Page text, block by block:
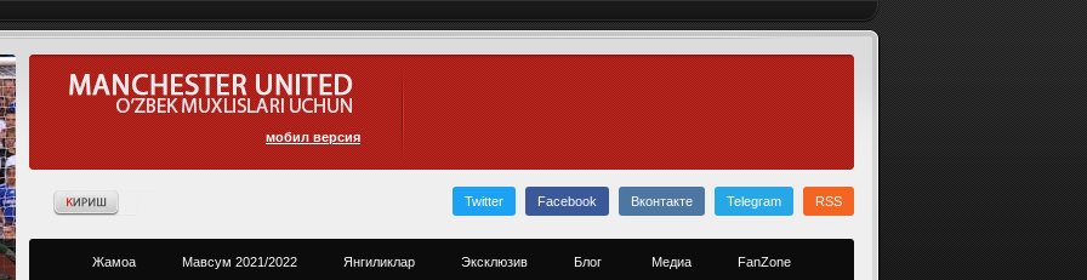
мобил версия
Twitter Facebook Вконтакте Telegram RSS
Жамоа Мавсум 2021/2022 Янгиликлар Эксклюзив Блог Медиа FanZone